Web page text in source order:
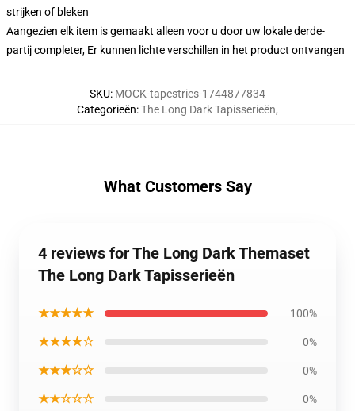
strijken of bleken
Aangezien elk item is gemaakt alleen voor u door uw lokale derde-
partij completer, Er kunnen lichte verschillen in het product ontvangen
SKU: MOCK-tapestries-1744877834
Categorieën:The Long Dark Tapisserieën,
What Customers Say
4 reviews for The Long Dark Themaset
The Long Dark Tapisserieën
★★★★★ 100%
★★★★☆ 0%
★★★☆☆ 0%
★★☆☆☆ 0%